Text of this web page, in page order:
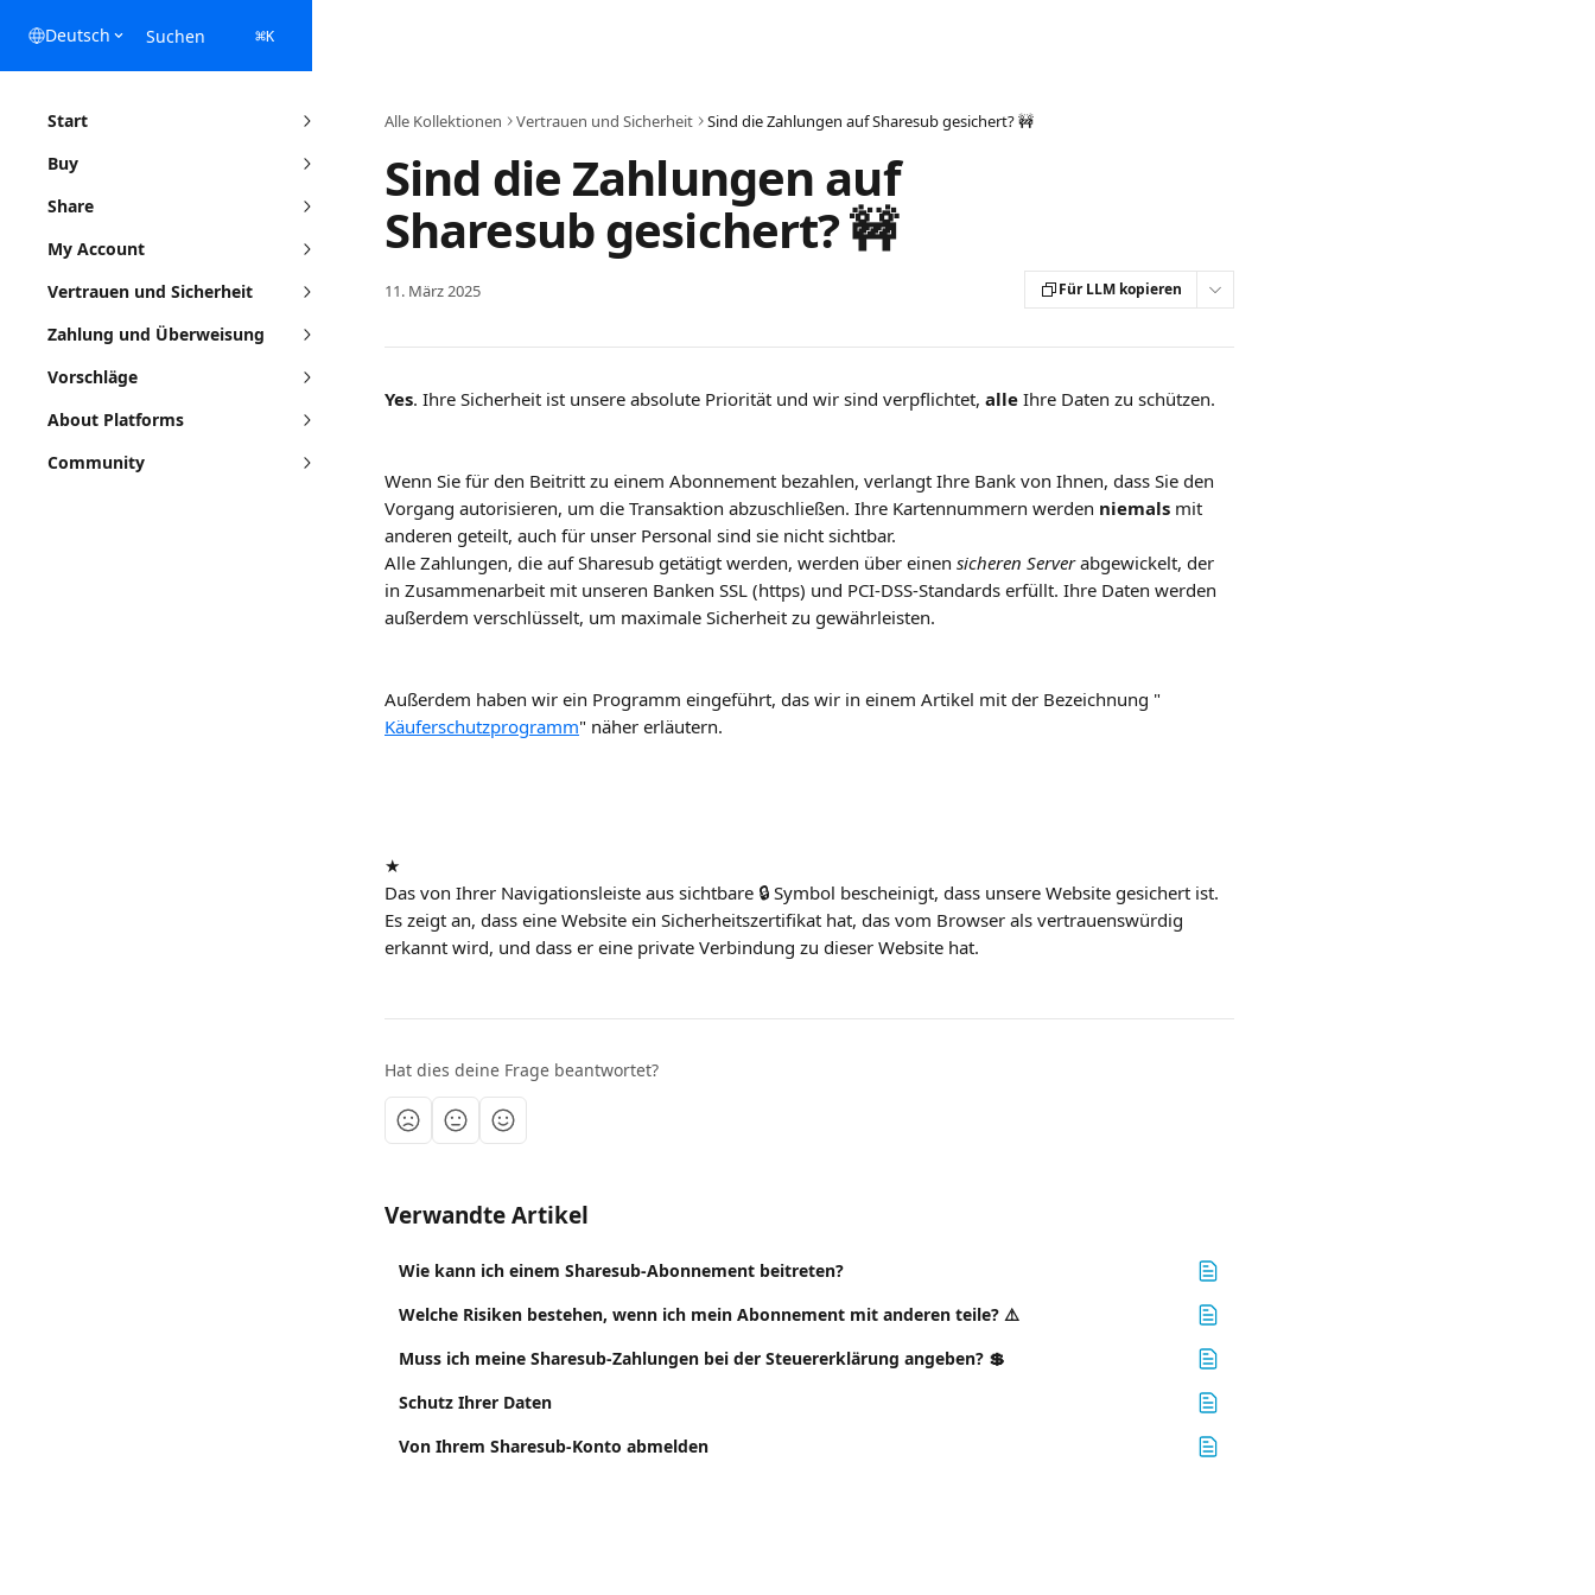
Deutsch Suchen ⌘K
Start
Buy
Share
My Account
Vertrauen und Sicherheit
Zahlung und Überweisung
Vorschläge
About Platforms
Community
Alle Kollektionen Vertrauen und Sicherheit Sind die Zahlungen auf Sharesub gesichert? 🚧
Sind die Zahlungen auf
Sharesub gesichert? 🚧
11. März 2025 Für LLM kopieren
Yes. Ihre Sicherheit ist unsere absolute Priorität und wir sind verpflichtet, alle Ihre Daten zu schützen.
Wenn Sie für den Beitritt zu einem Abonnement bezahlen, verlangt Ihre Bank von Ihnen, dass Sie den
Vorgang autorisieren, um die Transaktion abzuschließen. Ihre Kartennummern werden niemals mit
anderen geteilt, auch für unser Personal sind sie nicht sichtbar.
Alle Zahlungen, die auf Sharesub getätigt werden, werden über einen sicheren Server abgewickelt, der
in Zusammenarbeit mit unseren Banken SSL (https) und PCI-DSS-Standards erfüllt. Ihre Daten werden
außerdem verschlüsselt, um maximale Sicherheit zu gewährleisten.
Außerdem haben wir ein Programm eingeführt, das wir in einem Artikel mit der Bezeichnung "
Käuferschutzprogramm" näher erläutern.
★
Das von Ihrer Navigationsleiste aus sichtbare 🔒 Symbol bescheinigt, dass unsere Website gesichert ist.
Es zeigt an, dass eine Website ein Sicherheitszertifikat hat, das vom Browser als vertrauenswürdig
erkannt wird, und dass er eine private Verbindung zu dieser Website hat.
Hat dies deine Frage beantwortet?
Verwandte Artikel
Wie kann ich einem Sharesub-Abonnement beitreten?
Welche Risiken bestehen, wenn ich mein Abonnement mit anderen teile? ⚠️
Muss ich meine Sharesub-Zahlungen bei der Steuererklärung angeben? 💲
Schutz Ihrer Daten
Von Ihrem Sharesub-Konto abmelden